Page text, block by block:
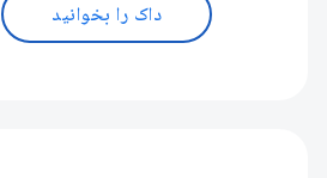
داک را بخوانید